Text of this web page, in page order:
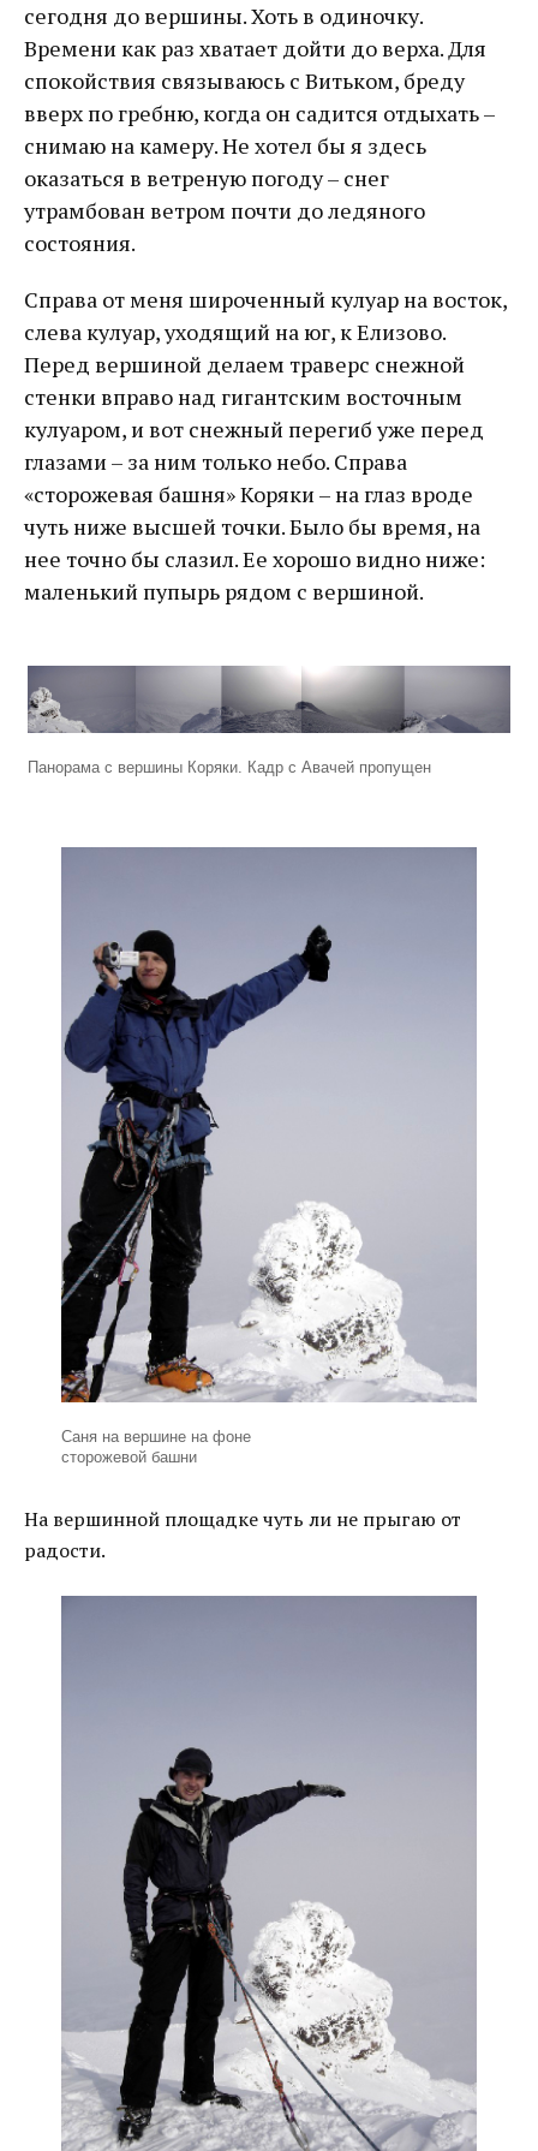
сегодня до вершины. Хоть в одиночку.
Времени как раз хватает дойти до верха. Для
спокойствия связываюсь с Витьком, бреду
вверх по гребню, когда он садится отдыхать –
снимаю на камеру. Не хотел бы я здесь
оказаться в ветреную погоду – снег
утрамбован ветром почти до ледяного
состояния.
Справа от меня широченный кулуар на восток,
слева кулуар, уходящий на юг, к Елизово.
Перед вершиной делаем траверс снежной
стенки вправо над гигантским восточным
кулуаром, и вот снежный перегиб уже перед
глазами – за ним только небо. Справа
«сторожевая башня» Коряки – на глаз вроде
чуть ниже высшей точки. Было бы время, на
нее точно бы слазил. Ее хорошо видно ниже:
маленький пупырь рядом с вершиной.
Панорама с вершины Коряки. Кадр с Авачей пропущен
Саня на вершине на фоне
сторожевой башни
На вершинной площадке чуть ли не прыгаю от
радости.